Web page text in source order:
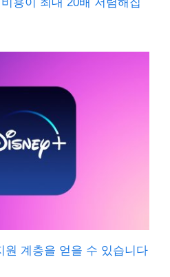
원 계층을 얻을 수 있습니다